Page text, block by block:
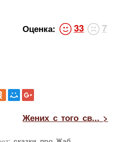
Оценка: 33 7
Жених с того св... >